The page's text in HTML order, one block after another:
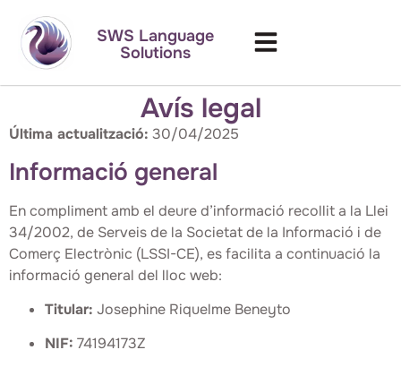
SWS Language
Solutions
Avís legal
Última actualització: 30/04/2025
Informació general
En compliment amb el deure d’informació recollit a la Llei
34/2002, de Serveis de la Societat de la Informació i de
Comerç Electrònic (LSSI-CE), es facilita a continuació la
informació general del lloc web:
Titular: Josephine Riquelme Beneyto
NIF: 74194173Z